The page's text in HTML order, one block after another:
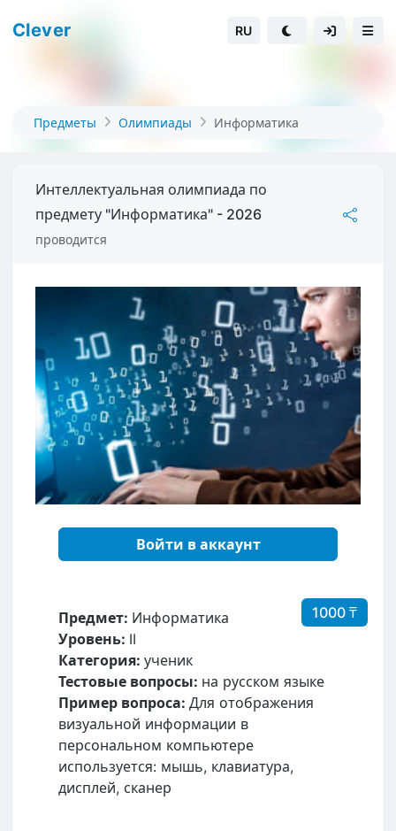
Clever RU
Предметы Олимпиады Информатика
Интеллектуальная олимпиада по
предмету "Информатика" - 2026
проводится
Войти в аккаунт
1000 ₸
Предмет: Информатика
Уровень: II
Категория: ученик
Тестовые вопросы: на русском языке
Пример вопроса: Для отображения
визуальной информации в
персональном компьютере
используется: мышь, клавиатура,
дисплей, сканер